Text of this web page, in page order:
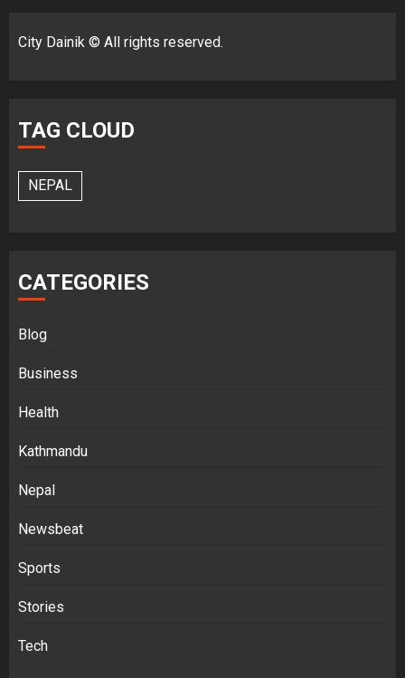
City Dainik © All rights reserved.
TAG CLOUD
NEPAL
CATEGORIES
Blog
Business
Health
Kathmandu
Nepal
Newsbeat
Sports
Stories
Tech